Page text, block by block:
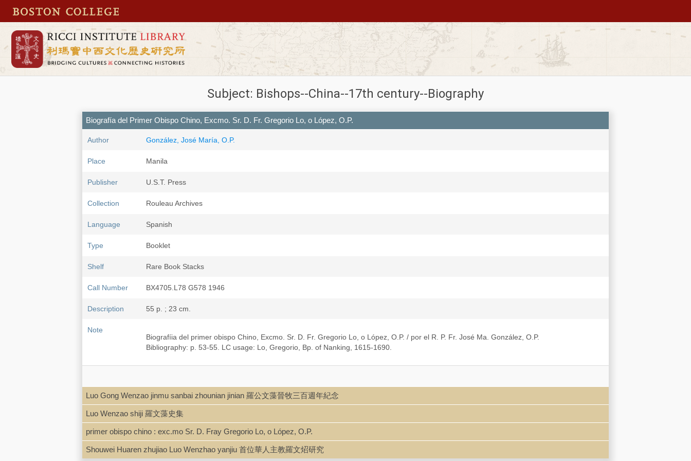
Subject: Bishops--China--17th century--Biography
Biografía del Primer Obispo Chino, Excmo. Sr. D. Fr. Gregorio Lo, o López, O.P.
Author González, José María, O.P.
Place Manila
Publisher U.S.T. Press
Collection Rouleau Archives
Language Spanish
Type Booklet
Shelf Rare Book Stacks
Call Number BX4705.L78 G578 1946
Description 55 p. ; 23 cm.
Note
Biografíia del primer obispo Chino, Excmo. Sr. D. Fr. Gregorio Lo, o López, O.P. / por el R. P. Fr. José Ma. González, O.P.
Bibliography: p. 53-55. LC usage: Lo, Gregorio, Bp. of Nanking, 1615-1690.
Luo Gong Wenzao jinmu sanbai zhounian jinian 羅公文藻晉牧三百週年紀念
Luo Wenzao shiji 羅文藻史集
primer obispo chino : exc.mo Sr. D. Fray Gregorio Lo, o López, O.P.
Shouwei Huaren zhujiao Luo Wenzhao yanjiu 首位華人主教羅文炤研究